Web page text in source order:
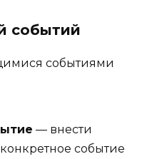
событий
событиями
— внести
событие